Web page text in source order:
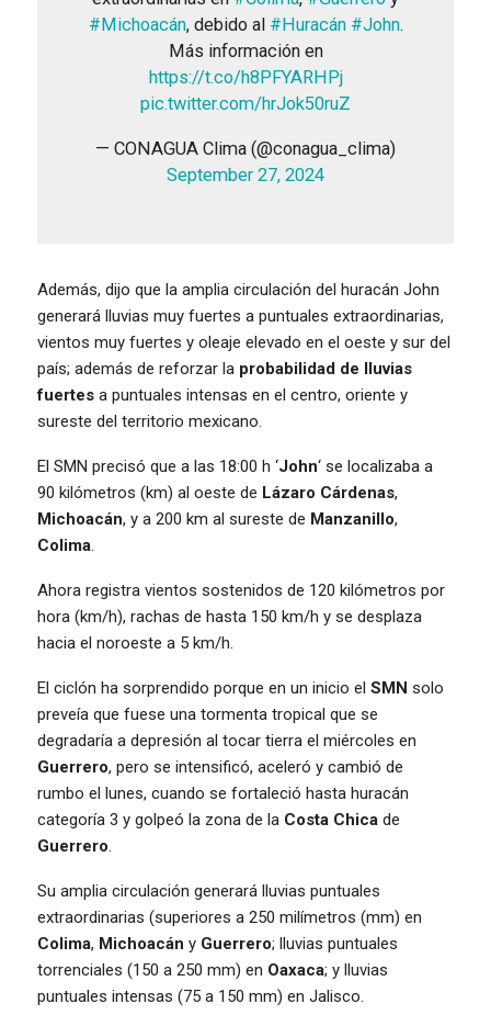
#Michoacán, debido al #Huracán #John.
Más información en
https://t.co/h8PFYARHPj
pic.twitter.com/hrJok50ruZ
— CONAGUA Clima (@conagua_clima)
September 27, 2024
Además, dijo que la amplia circulación del huracán John
generará lluvias muy fuertes a puntuales extraordinarias,
vientos muy fuertes y oleaje elevado en el oeste y sur del
país; además de reforzar la probabilidad de lluvias
fuertes a puntuales intensas en el centro, oriente y
sureste del territorio mexicano.
El SMN precisó que a las 18:00 h ‘John‘ se localizaba a
90 kilómetros (km) al oeste de Lázaro Cárdenas,
Michoacán, y a 200 km al sureste de Manzanillo,
Colima.
Ahora registra vientos sostenidos de 120 kilómetros por
hora (km/h), rachas de hasta 150 km/h y se desplaza
hacia el noroeste a 5 km/h.
El ciclón ha sorprendido porque en un inicio el SMN solo
preveía que fuese una tormenta tropical que se
degradaría a depresión al tocar tierra el miércoles en
Guerrero, pero se intensificó, aceleró y cambió de
rumbo el lunes, cuando se fortaleció hasta huracán
categoría 3 y golpeó la zona de la Costa Chica de
Guerrero.
Su amplia circulación generará lluvias puntuales
extraordinarias (superiores a 250 milímetros (mm) en
Colima, Michoacán y Guerrero; lluvias puntuales
torrenciales (150 a 250 mm) en Oaxaca; y lluvias
puntuales intensas (75 a 150 mm) en Jalisco.